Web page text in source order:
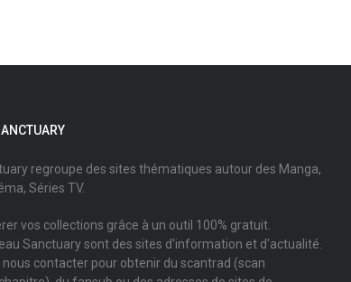
regroupe des sites thématiques autour des Manga,
Séries TV.
vos collections grâce à un outil 100% gratuit.
Sanctuary sont des sites d'information et d'actualité.
nous contacter pour obtenir du scantrad (scan